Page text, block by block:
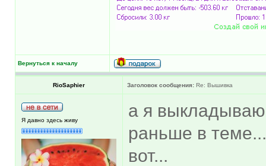
Вернуться к началу
RioSaphier Заголовок сообщения: Re: Вышивка
Я давно здесь живу
а я выкладываю
раньше в теме...
вот...